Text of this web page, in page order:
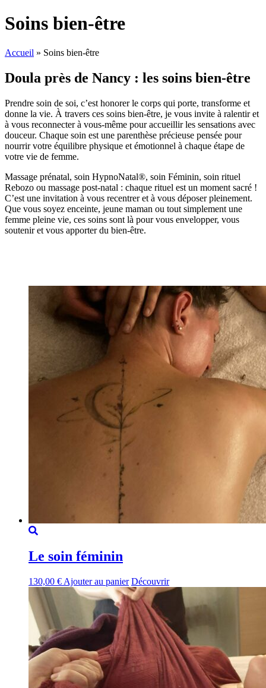
Soins bien-être
Accueil » Soins bien-être
Doula près de Nancy : les soins bien-être
Prendre soin de soi, c’est honorer le corps qui porte, transforme et
donne la vie. À travers ces soins bien-être, je vous invite à ralentir et
à vous reconnecter à vous-même pour accueillir les sensations avec
douceur. Chaque soin est une parenthèse précieuse pensée pour
nourrir votre équilibre physique et émotionnel à chaque étape de
votre vie de femme.
Massage prénatal, soin HypnoNatal®, soin Féminin, soin rituel
Rebozo ou massage post-natal : chaque rituel est un moment sacré !
C’est une invitation à vous recentrer et à vous déposer pleinement.
Que vous soyez enceinte, jeune maman ou tout simplement une
femme pleine vie, ces soins sont là pour vous envelopper, vous
soutenir et vous apporter du bien-être.
Le soin féminin
130,00 € Ajouter au panier Découvrir